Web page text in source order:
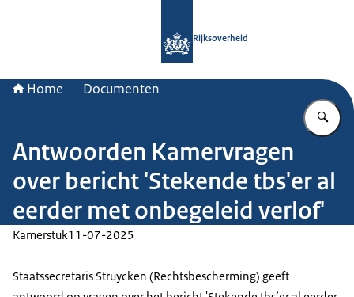
Rijksoverheid
Home Documenten
Antwoorden Kamervragen
over bericht 'Stekende tbs'er al
eerder met onbegeleid verlof'
Kamerstuk11-07-2025
Staatssecretaris Struycken (Rechtsbescherming) geeft